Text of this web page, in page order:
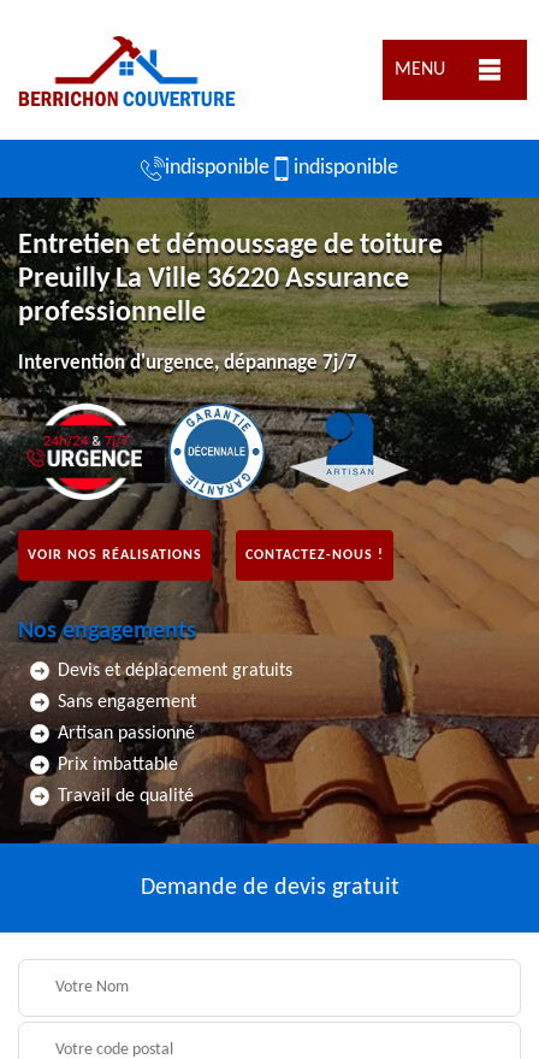
MENU
indisponible indisponible
Entretien et démoussage de toiture
Preuilly La Ville 36220 Assurance
professionnelle
Intervention d'urgence, dépannage 7j/7
VOIR NOS RÉALISATIONS CONTACTEZ-NOUS !
Nos engagements
Devis et déplacement gratuits
Sans engagement
Artisan passionné
Prix imbattable
Travail de qualité
Demande de devis gratuit